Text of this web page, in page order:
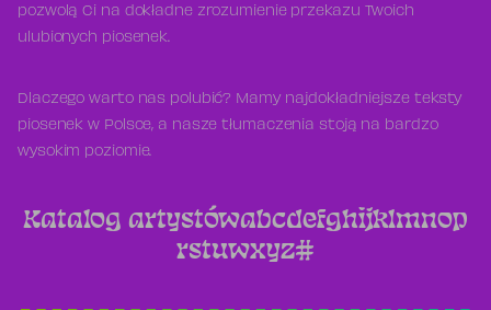
pozwolą Ci na dokładne zrozumienie przekazu Twoich
ulubionych piosenek.
Dlaczego warto nas polubić? Mamy najdokładniejsze teksty
piosenek w Polsce, a nasze tłumaczenia stoją na bardzo
wysokim poziomie.
Katalog artystówabcdefghijklmnop
rstuwxyz#